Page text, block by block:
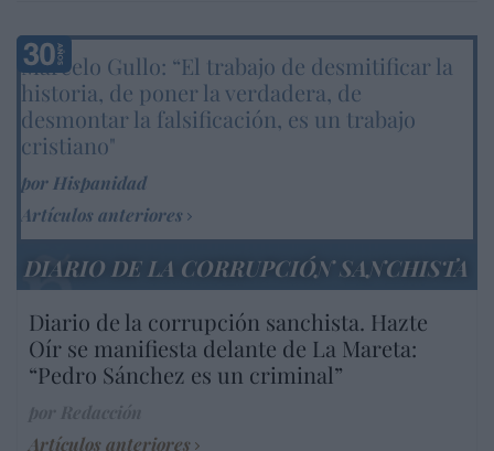
Marcelo Gullo: “El trabajo de desmitificar la
historia, de poner la verdadera, de
desmontar la falsificación, es un trabajo
cristiano"
por Hispanidad
Artículos anteriores
DIARIO DE LA CORRUPCIÓN SANCHISTA
Diario de la corrupción sanchista. Hazte
Oír se manifiesta delante de La Mareta:
“Pedro Sánchez es un criminal”
Artículos anteriores